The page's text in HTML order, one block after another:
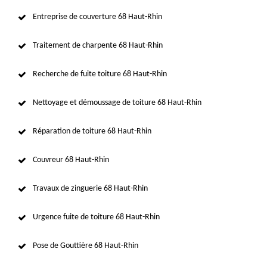
Entreprise de couverture 68 Haut-Rhin
Traitement de charpente 68 Haut-Rhin
Recherche de fuite toiture 68 Haut-Rhin
Nettoyage et démoussage de toiture 68 Haut-Rhin
Réparation de toiture 68 Haut-Rhin
Couvreur 68 Haut-Rhin
Travaux de zinguerie 68 Haut-Rhin
Urgence fuite de toiture 68 Haut-Rhin
Pose de Gouttière 68 Haut-Rhin